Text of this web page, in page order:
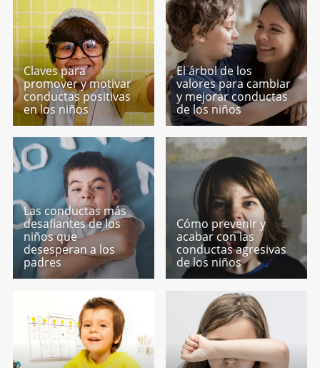
Claves para
promover y motivar
conductas positivas
en los niños
El árbol de los
valores para cambiar
y mejorar conductas
de los niños
Las conductas más
desafiantes de los
niños que
desesperan a los
padres
Cómo prevenir y
acabar con las
conductas agresivas
de los niños